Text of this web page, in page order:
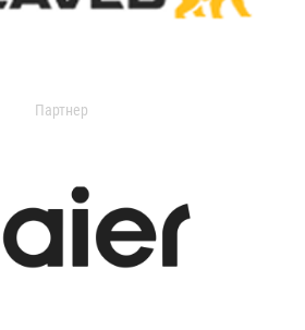
Партнер